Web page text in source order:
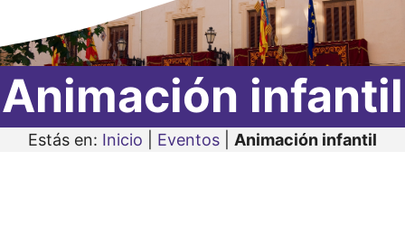
Animación infantil
Estás en: Inicio Eventos Animación infantil